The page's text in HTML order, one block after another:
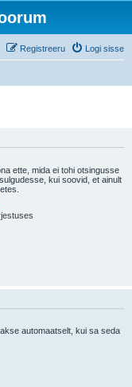
Logi sisse
Registreeru
ette, mida ei tohi otsingusse
kui soovid, et ainult
automaatselt, kui sa seda